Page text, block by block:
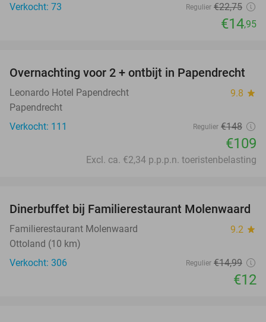
Verkocht: 73
Regulier €22,75
€14,95
26%
Overnachting voor 2 + ontbijt in Papendrecht
Leonardo Hotel Papendrecht 9.8 star
Papendrecht
Verkocht: 111
Regulier €148
€109
Excl. ca. €2,34 p.p.p.n. toeristenbelasting
20%
Dinerbuffet bij Familierestaurant Molenwaard
Familierestaurant Molenwaard 9.2 star
Ottoland (10 km)
Verkocht: 306
Regulier €14,99
€12